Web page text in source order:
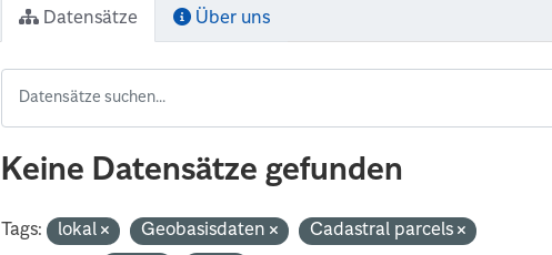
Datensätze Über uns
Keine Datensätze gefunden
Tags: lokal Geobasisdaten
Cadastral parcels